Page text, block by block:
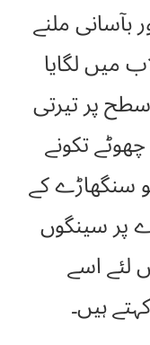
بآسانی ملنے
میں لگایا
پر تیرتی
تکونے
سنگھاڑے کے
پر سینگوں
لئے اسے
ہیں۔